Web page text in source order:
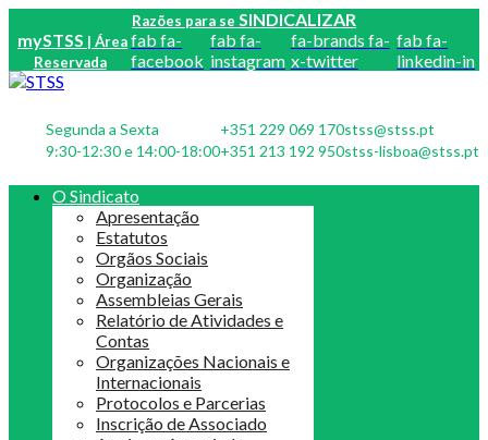
Razões para se SINDICALIZAR
mySTSS | Área
Reservada
fab fa-
facebook
fab fa-
instagram
fa-brands fa-
x-twitter
fab fa-
linkedin-in
Segunda a Sexta
9:30-12:30 e 14:00-18:00
+351 229 069 170
+351 213 192 950
stss@stss.pt
stss-lisboa@stss.pt
O Sindicato
Apresentação
Estatutos
Orgãos Sociais
Organização
Assembleias Gerais
Relatório de Atividades e
Contas
Organizações Nacionais e
Internacionais
Protocolos e Parcerias
Inscrição de Associado